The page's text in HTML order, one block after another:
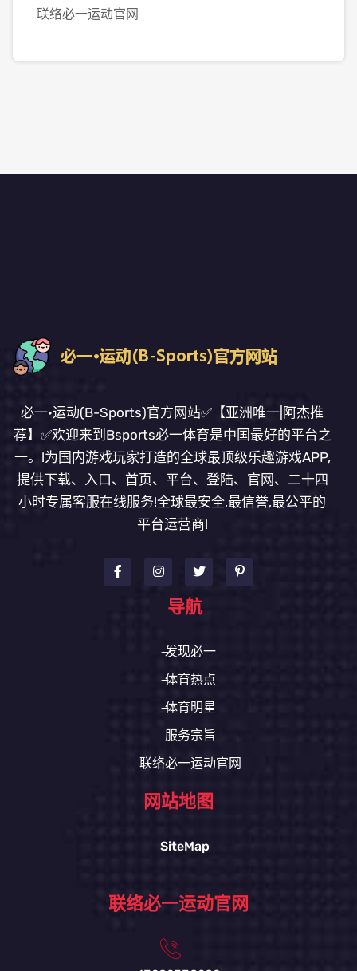
联络必一运动官网
必一·运动(B-Sports)官方网站✅【亚洲唯一|阿杰推
荐】✅欢迎来到Bsports必一体育是中国最好的平台之
一。!为国内游戏玩家打造的全球最顶级乐趣游戏APP,
提供下载、入口、首页、平台、登陆、官网、二十四
小时专属客服在线服务!全球最安全,最信誉,最公平的
平台运营商!
导航
发现必一
体育热点
体育明星
服务宗旨
联络必一运动官网
网站地图
SiteMap
联络必一运动官网